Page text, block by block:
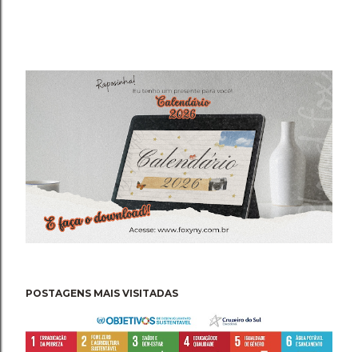
POSTAGENS MAIS VISITADAS